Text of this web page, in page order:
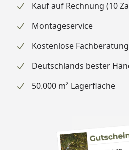
Kauf auf Rechnung (10
Montageservice
Kostenlose Fachberatung
Deutschlands bester
50.000 m² Lagerfläche